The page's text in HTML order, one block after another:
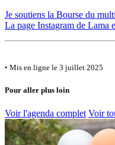
Je soutiens la Bourse du
La page Instagram de Lama
• Mis en ligne le 3 juillet 2025
Pour aller plus loin
Voir l'agenda complet Voir